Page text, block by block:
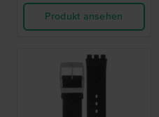
Produkt ansehen